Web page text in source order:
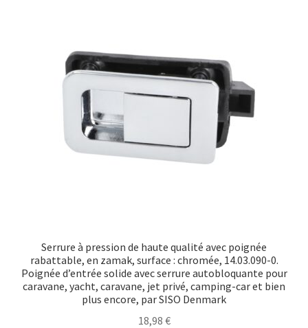
Serrure à pression de haute qualité avec poignée
rabattable, en zamak, surface : chromée, 14.03.090-0.
Poignée d’entrée solide avec serrure autobloquante pour
caravane, yacht, caravane, jet privé, camping-car et bien
plus encore, par SISO Denmark
18,98 €